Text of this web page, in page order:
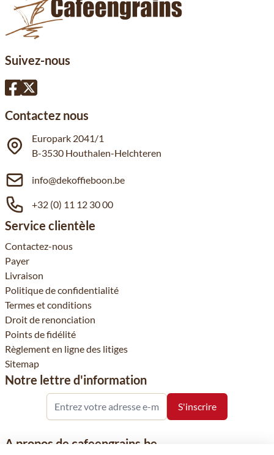
Suivez-nous
Contactez nous
Europark 2041/1
B-3530 Houthalen-Helchteren
info@dekoffieboon.be
+32 (0) 11 12 30 00
Service clientèle
Contactez-nous
Payer
Livraison
Politique de confidentialité
Termes et conditions
Droit de renonciation
Points de fidélité
Règlement en ligne des litiges
Sitemap
Notre lettre d'information
A propos de cafeengrains.be